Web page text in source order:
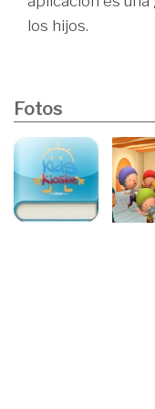
los hijos.
Fotos